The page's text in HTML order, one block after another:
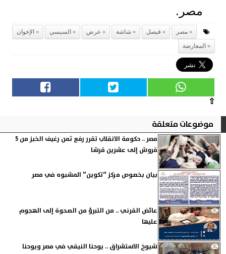
مصر.
مصر فيصل شاشة عرض السيسي
الإخوان
المعارضة
⇧
موضوعات متعلقة
مصر .. حكومة الانقلاب تقرر رفع ثمن رغيف الخبز من 5
قروش إلى عشرين قرشا
بيان بخصوص مركز “تكوين” المشبوه في مصر
عائض القرني .. من التبرؤ من الصحوة إلى الهجوم
عليها
شيوخ الاستشراق .. يوحنا النيقي في مصر ويوحنا